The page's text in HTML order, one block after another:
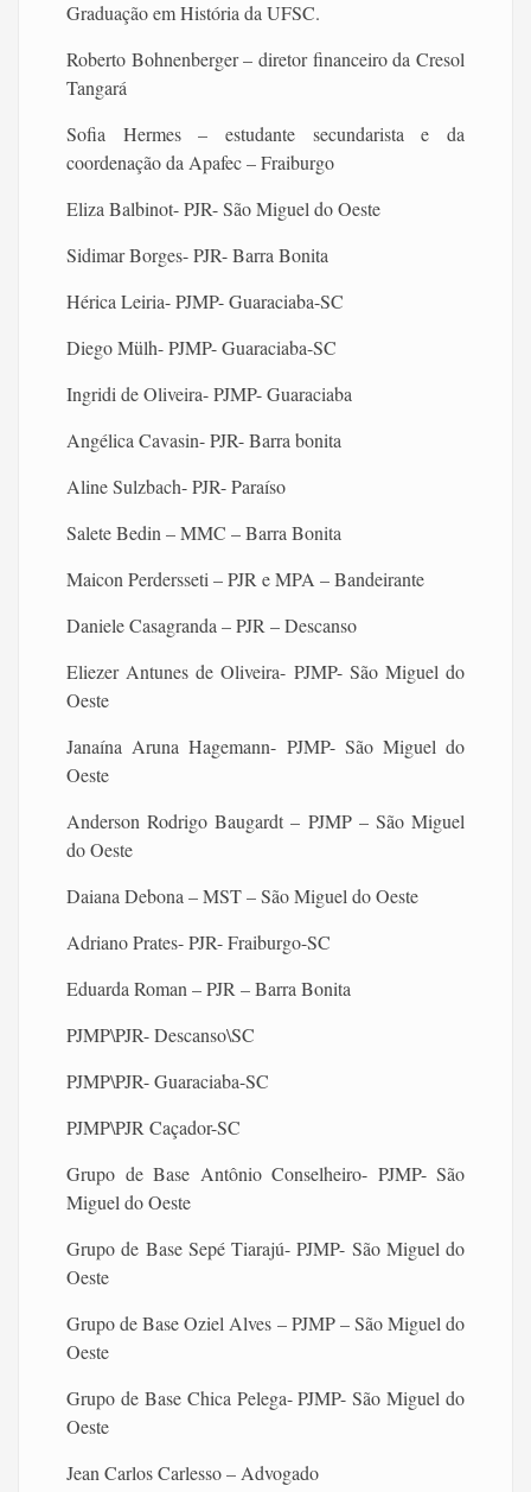
Graduação em História da UFSC.
Roberto Bohnenberger – diretor financeiro da Cresol
Tangará
Sofia Hermes – estudante secundarista e da
coordenação da Apafec – Fraiburgo
Eliza Balbinot- PJR- São Miguel do Oeste
Sidimar Borges- PJR- Barra Bonita
Hérica Leiria- PJMP- Guaraciaba-SC
Diego Mülh- PJMP- Guaraciaba-SC
Ingridi de Oliveira- PJMP- Guaraciaba
Angélica Cavasin- PJR- Barra bonita
Aline Sulzbach- PJR- Paraíso
Salete Bedin – MMC – Barra Bonita
Maicon Perdersseti – PJR e MPA – Bandeirante
Daniele Casagranda – PJR – Descanso
Eliezer Antunes de Oliveira- PJMP- São Miguel do
Oeste
Janaína Aruna Hagemann- PJMP- São Miguel do
Oeste
Anderson Rodrigo Baugardt – PJMP – São Miguel
do Oeste
Daiana Debona – MST – São Miguel do Oeste
Adriano Prates- PJR- Fraiburgo-SC
Eduarda Roman – PJR – Barra Bonita
PJMP\PJR- Descanso\SC
PJMP\PJR- Guaraciaba-SC
PJMP\PJR Caçador-SC
Grupo de Base Antônio Conselheiro- PJMP- São
Miguel do Oeste
Grupo de Base Sepé Tiarajú- PJMP- São Miguel do
Oeste
Grupo de Base Oziel Alves – PJMP – São Miguel do
Oeste
Grupo de Base Chica Pelega- PJMP- São Miguel do
Oeste
Jean Carlos Carlesso – Advogado